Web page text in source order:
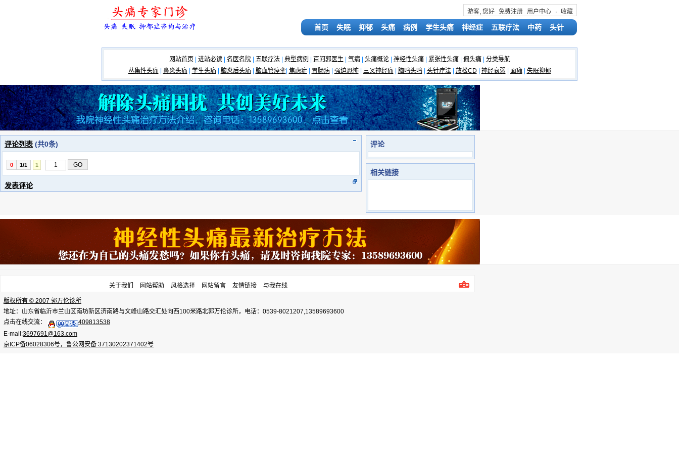
游客, 您好 免费注册 用户中心 , 收藏
首页 失眠 抑郁 头痛 病例 学生头痛 神经症 五联疗法 中药 头针
网站首页 进站必读 名医名院 五联疗法 典型病例 百问郭医生 气病 头痛概论 神经性头痛 紧张性头痛 偏头痛
分类导航
丛集性头痛
鼻炎头痛 学生头痛 脑炎后头痛 脑血管痉挛| 焦虑症 胃肠病 强迫恐怖 三叉神经痛 脑鸣头鸣 头针疗法 放松CD 神经衰弱 面瘫 失眠抑郁
评论列表 (共0条)
0 1/1 1
发表评论
评论
相关链接
关于我们 网站帮助 风格选择 网站留言 友情链接 与我在线
版权所有 © 2007 郭万伦诊所
地址：山东省临沂市兰山区南坊新区济南路与文峰山路交汇处向西100米路北郭万伦诊所，电话：0539-8021207,13589693600
点击在线交流：
409813538
E-mail:3697691@163.com
京ICP备06028306号，鲁公网安备 37130202371402号